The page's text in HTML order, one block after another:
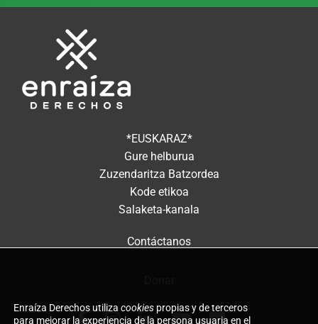
*EUSKARAZ*
Gure helburua
Zuzendaritza Batzordea
Kode etikoa
Salaketa-kanala
Contáctanos
Enraíza Derechos utiliza cookies propias y de terceros
para mejorar la experiencia de la persona usuaria en el